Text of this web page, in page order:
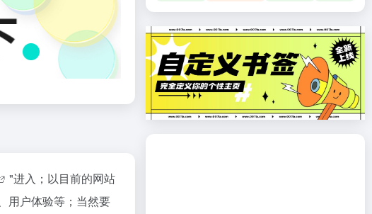
"进入；以目前的网站
用户体验等；当然要